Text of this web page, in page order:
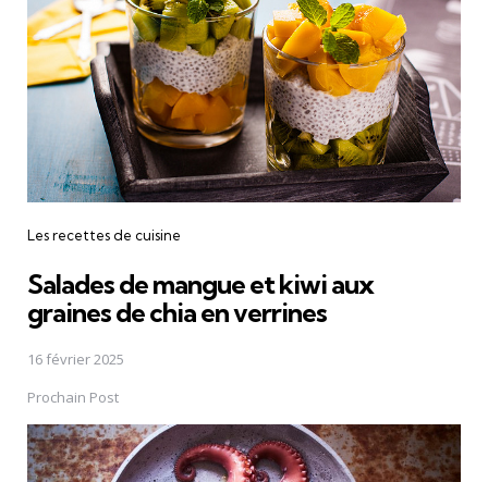
Les recettes de cuisine
Salades de mangue et kiwi aux
graines de chia en verrines
16 février 2025
Prochain Post